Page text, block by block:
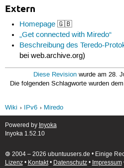
Extern
Homepage 🇬🇧
„Get connected with Miredo“
Beschreibung des Teredo-
bei web.archive.org)
Diese Revision wurde am 28.
Die folgenden Schlagworte wurden
Wiki
IPv6 Miredo
Powered by Inyoka
Inyoka 1.52.10
🄯 2004 – 2026 ubuntuusers.de • Einige
Lizenz• Kontakt• Datenschutz• Impressum